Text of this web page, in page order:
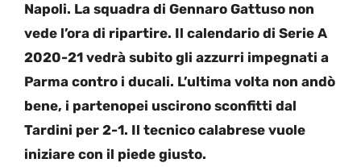
Napoli. La squadra di Gennaro Gattuso non
vede l’ora di ripartire. Il calendario di Serie A
2020-21 vedrà subito gli azzurri impegnati a
Parma contro i ducali. L’ultima volta non andò
bene, i partenopei uscirono sconfitti dal
Tardini per 2-1. Il tecnico calabrese vuole
iniziare con il piede giusto.